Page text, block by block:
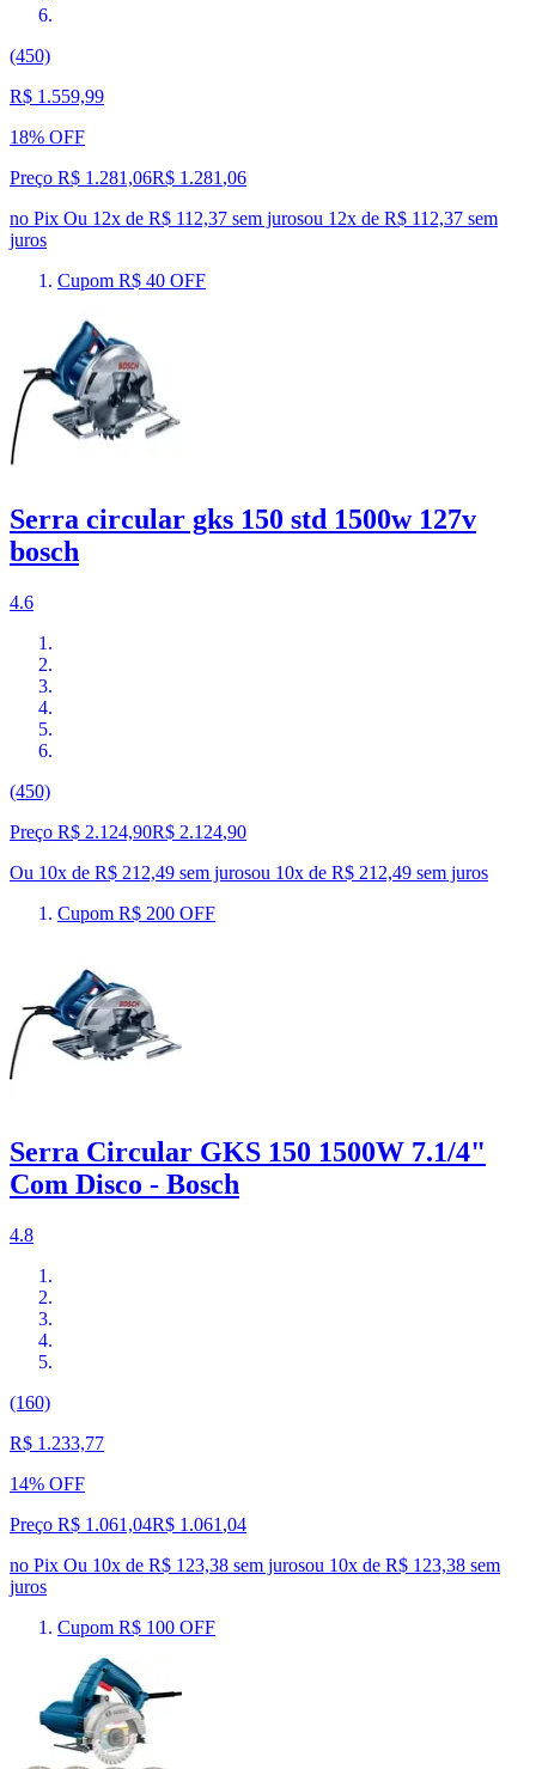
(450)
R$ 1.559,99
18% OFF
Preço R$ 1.281,06R$ 1.281 ,06
no Pix Ou 12x de R$ 112,37 sem jurosou 12x de R$ 112,37 sem
juros
Cupom R$ 40 OFF
Serra circular gks 150 std 1500w 127v
bosch
4.6
(450)
Preço R$ 2.124,90R$ 2.124,90
Ou 10x de R$ 212,49 sem jurosou 10x de R$ 212,49 sem juros
Cupom R$ 200 OFF
Serra Circular GKS 150 1500W 7.1/4"
Com Disco - Bosch
4.8
(160)
R$ 1.233,77
14% OFF
Preço R$ 1.061,04R$ 1.061 ,04
no Pix Ou 10x de R$ 123,38 sem jurosou 10x de R$ 123,38 sem
juros
Cupom R$ 100 OFF